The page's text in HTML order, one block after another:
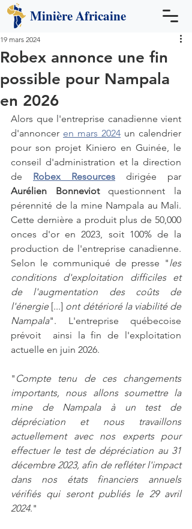
MinièreAfricaine
Robex annonce une fin
possible pour Nampala
en 2026
19 mars 2024
Alors que l'entreprise canadienne vient
d'annoncer en mars 2024 un calendrier
pour son projet Kiniero en Guinée, le
conseil d'administration et la direction
de Robex Resources
Aurélien Bonneviot questionnent la
pérennité de la mine Nampala au Mali.
Cette dernière a produit plus de 50,000
onces d'or en 2023, soit 100% de la
production de l'entreprise canadienne.
Selon le communiqué de presse "les
conditions d'exploitation difficiles et
de l'augmentation des coûts de
l'énergie [...] ont détérioré la viabilité de
Nampala". L'entreprise québecoise
prévoit  ainsi la fin de l'exploitation
actuelle en juin 2026.
" Compte tenu de ces changements
importants, nous allons soumettre la
mine de Nampala à un test de
dépréciation et nous travaillons
actuellement avec nos experts pour
effectuer le test de dépréciation au 31
décembre 2023, afin de refléter l'impact
dans nos états financiers annuels
vérifiés qui seront publiés le 29 avril
2024."